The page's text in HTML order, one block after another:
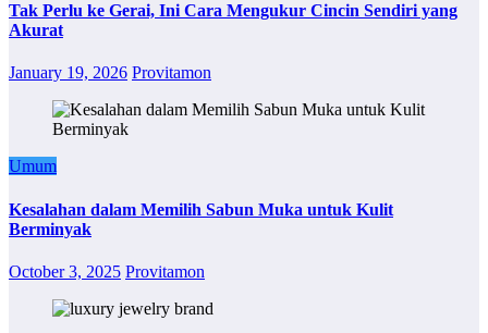
Tak Perlu ke Gerai, Ini Cara Mengukur Cincin Sendiri yang
Akurat
January 19, 2026 Provitamon
Umum
Kesalahan dalam Memilih Sabun Muka untuk Kulit
Berminyak
October 3, 2025 Provitamon